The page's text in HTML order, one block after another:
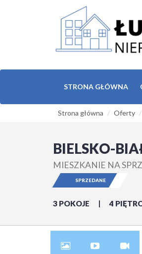
STRONA GŁÓWNA
Strona główna Oferty
BIELSKO-
MIESZKANIE NA
3 POKOJE 4
SPRZEDANE